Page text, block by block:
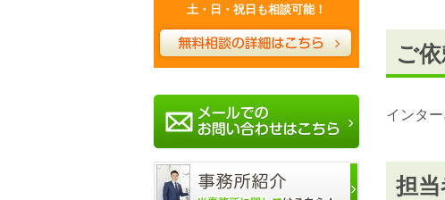
ご
インタ
担
土・日・祝日も相談可能！